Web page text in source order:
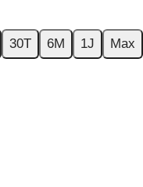
30T 6M 1J
Max